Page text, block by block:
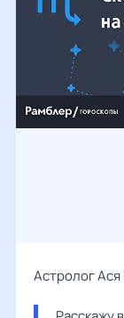
Астролог